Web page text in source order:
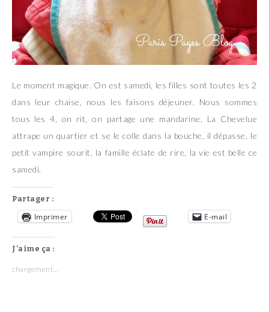
Le moment magique. On est samedi, les filles sont toutes les 2
dans leur chaise, nous les faisons déjeuner. Nous sommes
tous les 4, on rit, on partage une mandarine. La Chevelue
attrape un quartier et se le colle dans la bouche, il dépasse, le
petit vampire sourit, la famille éclate de rire, la vie est belle ce
samedi.
Partager :
Imprimer E-mail
J’aime ça :
chargement…